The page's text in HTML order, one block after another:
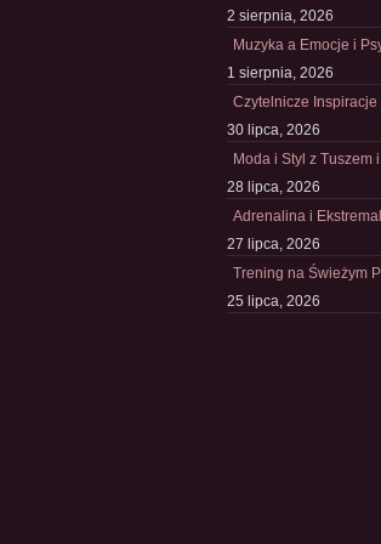
2 sierpnia, 2026
Muzyka a Emocje i
1 sierpnia, 2026
Czytelnicze
30 lipca, 2026
Moda i Styl z Tuszem
28 lipca, 2026
Adrenalina i
27 lipca, 2026
Trening na Świeżym
25 lipca, 2026